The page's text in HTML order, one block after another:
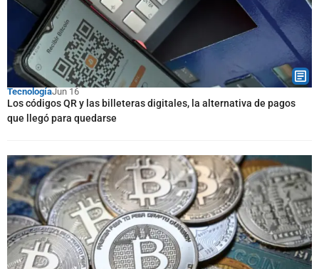
TecnologíaJun 16
Los códigos QR y las billeteras digitales, la alternativa de pagos
que llegó para quedarse